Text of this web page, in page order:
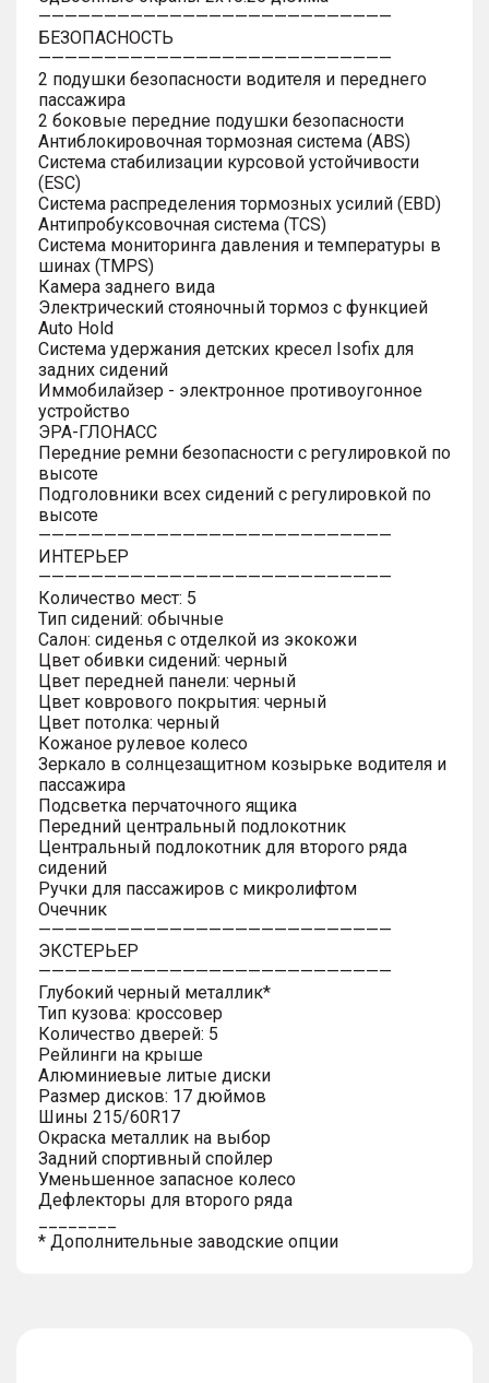
———————————————————————————
БЕЗОПАСНОСТЬ
———————————————————————————
2 подушки безопасности водителя и переднего
пассажира
2 боковые передние подушки безопасности
Антиблокировочная тормозная система (ABS)
Система стабилизации курсовой устойчивости
(ESC)
Система распределения тормозных усилий (EBD)
Антипробуксовочная система (TCS)
Система мониторинга давления и температуры в
шинах (TMPS)
Камера заднего вида
Электрический стояночный тормоз с функцией
Auto Hold
Система удержания детских кресел Isofix для
задних сидений
Иммобилайзер - электронное противоугонное
устройство
ЭРА-ГЛОНАСС
Передние ремни безопасности с регулировкой по
высоте
Подголовники всех сидений с регулировкой по
высоте
———————————————————————————
ИНТЕРЬЕР
———————————————————————————
Количество мест: 5
Тип сидений: обычные
Салон: сиденья с отделкой из экокожи
Цвет обивки сидений: черный
Цвет передней панели: черный
Цвет коврового покрытия: черный
Цвет потолка: черный
Кожаное рулевое колесо
Зеркало в солнцезащитном козырьке водителя и
пассажира
Подсветка перчаточного ящика
Передний центральный подлокотник
Центральный подлокотник для второго ряда
сидений
Ручки для пассажиров с микролифтом
Очечник
———————————————————————————
ЭКСТЕРЬЕР
———————————————————————————
Глубокий черный металлик*
Тип кузова: кроссовер
Количество дверей: 5
Рейлинги на крыше
Алюминиевые литые диски
Размер дисков: 17 дюймов
Шины 215/60R17
Окраска металлик на выбор
Задний спортивный спойлер
Уменьшенное запасное колесо
Дефлекторы для второго ряда
* Дополнительные заводские опции